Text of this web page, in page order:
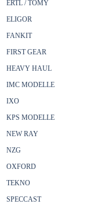
ERTL / TOMY
ELIGOR
FANKIT
FIRST GEAR
HEAVY HAUL
IMC MODELLE
IXO
KPS MODELLE
NEW RAY
NZG
OXFORD
TEKNO
SPECCAST